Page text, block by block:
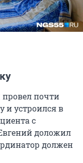
почти
и устроился в
с
доложил
должен